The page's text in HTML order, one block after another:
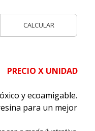
CALCULAR
PRECIO X UNIDAD
y ecoamigable.
para un mejor